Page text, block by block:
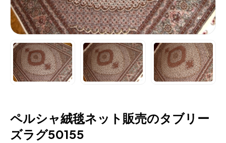
ペルシャ絨毯ネット販売のタブリー
ズラグ50155